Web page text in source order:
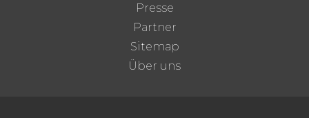
Presse
Partner
Sitemap
Über uns